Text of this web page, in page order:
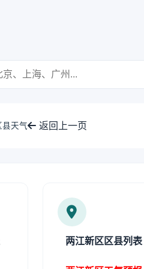
县天气 返回上一页
两江新区区县列表